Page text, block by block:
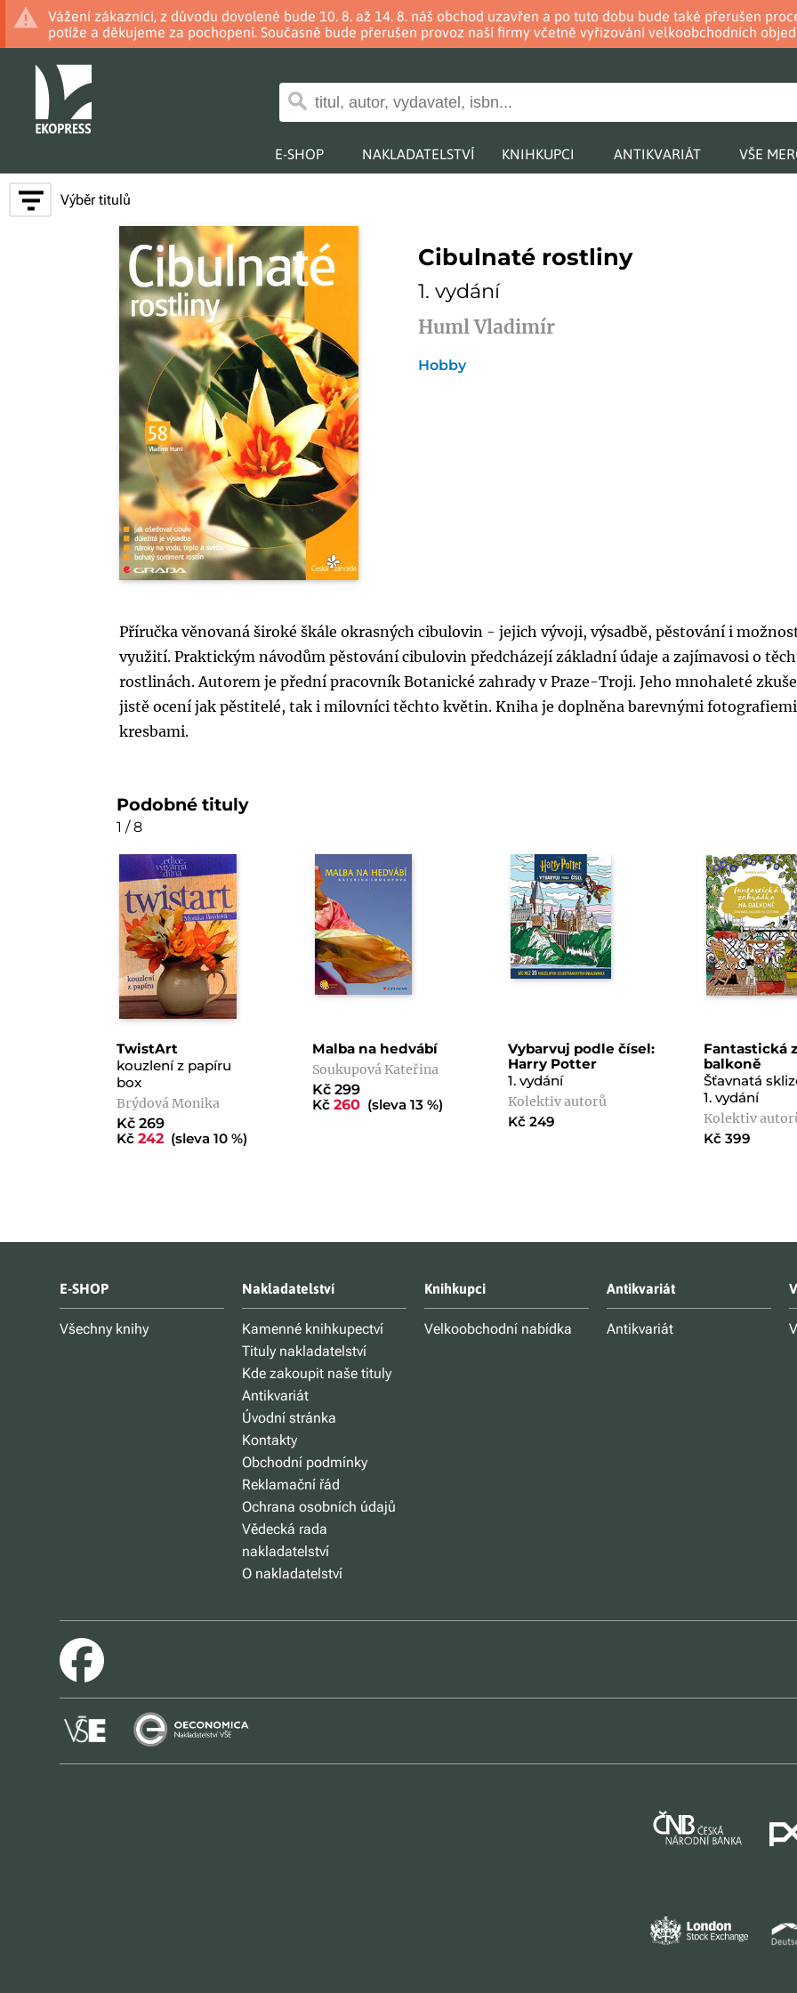
Vážení zákazníci, z důvodu dovolené bude 10. 8. až 14. 8. náš obchod uzavřen a po tuto dobu bude také přerušen
potíže a děkujeme za pochopení. Současně bude přerušen provoz naší firmy včetně vyřizování velkoobchodních
E-SHOP NAKLADATELSTVÍ KNIHKUPCI ANTIKVARIÁT VŠE
Výběr titulů
Cibulnaté rostliny
1. vydání
Huml Vladimír
Hobby
Příručka věnovaná široké škále okrasných cibulovin - jejich vývoji, výsadbě, pěstování i
využití. Praktickým návodům pěstování cibulovin předcházejí základní údaje a zajímavosi o
rostlinách. Autorem je přední pracovník Botanické zahrady v Praze-Troji. Jeho mnohaleté
jistě ocení jak pěstitelé, tak i milovníci těchto květin. Kniha je doplněna barevnými
kresbami.
Podobné tituly
1 / 8
TwistArt
kouzlení z papíru
box
Brýdová Monika
Kč 269
Kč242 (sleva 10 %)
Malba na hedvábí
Soukupová Kateřina
Kč 299
Kč260 (sleva 13 %)
Vybarvuj podle čísel:
Harry Potter
1. vydání
Kolektiv autorů
Kč 249
Fantastická
balkoně
Šťavnatá
1. vydání
Kolektiv
Kč 399
E-SHOP
Všechny knihy
Nakladatelství
Kamenné knihkupectví
Tituly nakladatelství
Kde zakoupit naše tituly
Antikvariát
Úvodní stránka
Kontakty
Obchodní podmínky
Reklamační řád
Ochrana osobních údajů
Vědecká rada
nakladatelství
O nakladatelství
Knihkupci
Velkoobchodní nabídka
Antikvariát
Antikvariát